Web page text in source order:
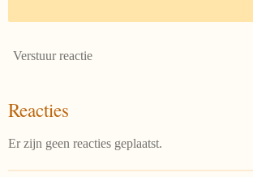
Verstuur reactie
Reacties
Er zijn geen reacties geplaatst.